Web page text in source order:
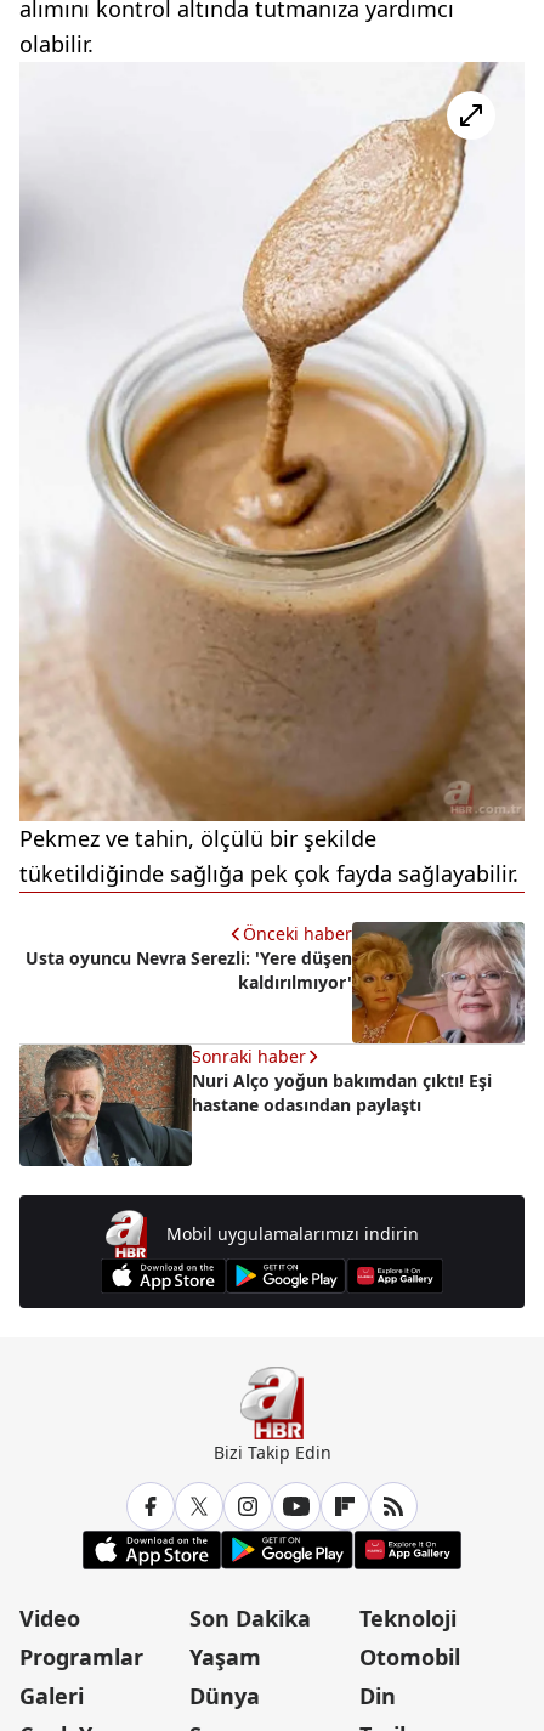
alımını kontrol altında tutmanıza yardımcı
olabilir.
Pekmez ve tahin, ölçülü bir şekilde
tüketildiğinde sağlığa pek çok fayda sağlayabilir.
Önceki haber
Usta oyuncu Nevra Serezli: 'Yere düşen
kaldırılmıyor'
Sonraki haber
Nuri Alço yoğun bakımdan çıktı! Eşi
hastane odasından paylaştı
Mobil uygulamalarımızı indirin
Bizi Takip Edin
Video
Programlar
Galeri
Son Dakika
Yaşam
Dünya
Teknoloji
Otomobil
Din